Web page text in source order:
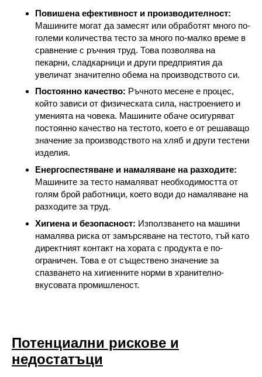
Повишена ефективност и производителност:
Машините могат да замесят или обработят много по-
големи количества тесто за много по-малко време в
сравнение с ръчния труд. Това позволява на
пекарни, сладкарници и други предприятия да
увеличат значително обема на производството си.
Постоянно качество: Ръчното месене е процес,
който зависи от физическата сила, настроението и
уменията на човека. Машините обаче осигуряват
постоянно качество на тестото, което е от решаващо
значение за производството на хляб и други тестени
изделия.
Енергоспестяване и намаляване на разходите:
Машините за тесто намаляват необходимостта от
голям брой работници, което води до намаляване на
разходите за труд.
Хигиена и безопасност: Използването на машини
намалява риска от замърсяване на тестото, тъй като
директният контакт на хората с продукта е по-
ограничен. Това е от съществено значение за
спазването на хигиенните норми в хранително-
вкусовата промишленост.
Потенциални рискове и
недостатъци